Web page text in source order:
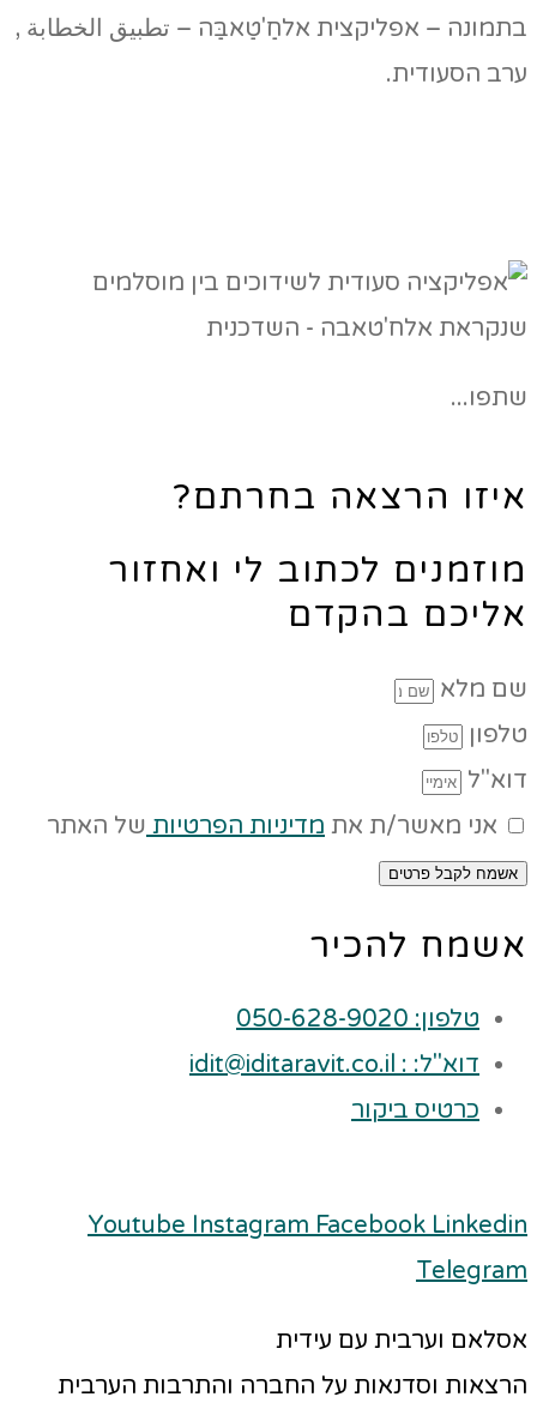
בתמונה – אפליקצית אלחַ'טַאבַּה – تطبيق الخطابة ,
ערב הסעודית.
שתפו...
איזו הרצאה בחרתם?
מוזמנים לכתוב לי ואחזור
אליכם בהקדם
שם מלא
טלפון
דוא"ל
אני מאשר/ת את מדיניות הפרטיות של האתר
אשמח לקבל פרטים
אשמח להכיר
טלפון: 050-628-9020
דוא"ל: : idit@iditaravit.co.il
כרטיס ביקור
Youtube Instagram Facebook Linkedin
Telegram
אסלאם וערבית עם עידית
הרצאות וסדנאות על החברה והתרבות הערבית